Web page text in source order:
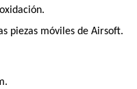
piezas móviles de Airsoft.